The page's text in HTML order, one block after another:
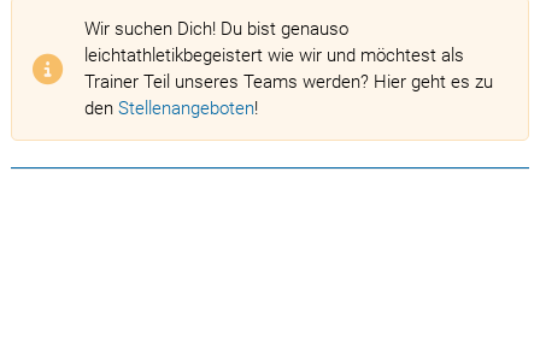
Wir suchen Dich! Du bist genauso
leichtathletikbegeistert wie wir und möchtest als
Trainer Teil unseres Teams werden? Hier geht es zu
den Stellenangeboten!